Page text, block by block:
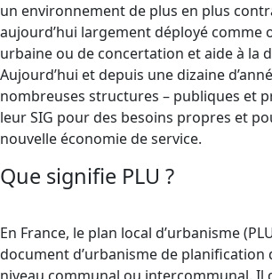
un environnement de plus en plus
aujourd’hui largement déployé comme
urbaine ou de concertation et aide à la
Aujourd’hui et depuis une dizaine
nombreuses structures – publiques et
leur SIG pour des besoins propres et
nouvelle économie de service.
Que signifie PLU ?
En France, le plan local d’urbanisme
document d’urbanisme de planification